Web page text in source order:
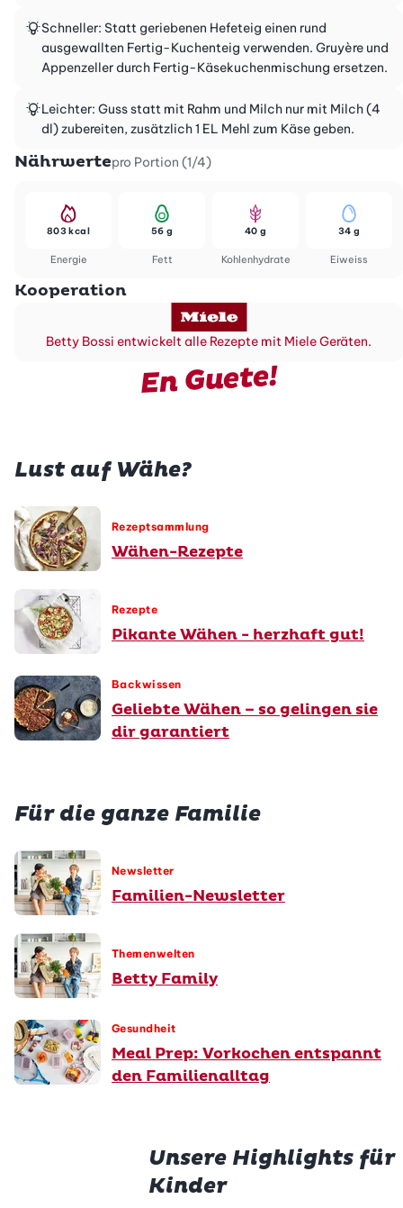
Schneller: Statt geriebenen Hefeteig einen rund
ausgewallten Fertig-Kuchenteig verwenden. Gruyère und
Appenzeller durch Fertig-Käsekuchenmischung ersetzen.
Leichter: Guss statt mit Rahm und Milch nur mit Milch (4
dl) zubereiten, zusätzlich 1 EL Mehl zum Käse geben.
Nährwertepro Portion (1/4)
Energie
803 kcal
Fett
56 g
Kohlenhydrate
40 g
Eiweiss
34 g
Kooperation
Betty Bossi entwickelt alle Rezepte mit Miele Geräten.
En Guete!
Lust auf Wähe?
Rezeptsammlung
Wähen-Rezepte
Rezepte
Pikante Wähen - herzhaft gut!
Backwissen
Geliebte Wähen – so gelingen sie
dir garantiert
Für die ganze Familie
Newsletter
Familien-Newsletter
Themenwelten
Betty Family
Gesundheit
Meal Prep: Vorkochen entspannt
den Familienalltag
Unsere Highlights für
Kinder